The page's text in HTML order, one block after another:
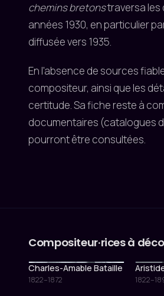
chemins bretonstraversa les
années 1930, en particulier
diffusée vers 1935.
En l'absence de sources
compositeur, ainsi que les
certitude. Sa fiche reste à
documentaires (catalogues
pourront être consultées.
Compositeur·rices à
Charles-Amable Bataille
1822–1872